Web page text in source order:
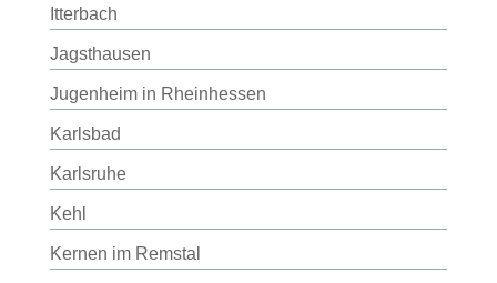
Itterbach
Jagsthausen
Jugenheim in Rheinhessen
Karlsbad
Karlsruhe
Kehl
Kernen im Remstal